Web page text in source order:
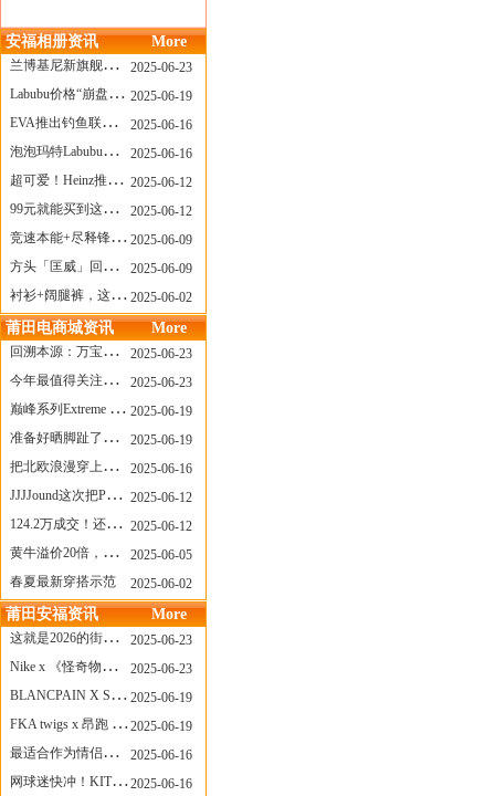
安福相册资讯 More
兰博基尼新旗舰曝光？这台顶级超跑或将在8月登场
2025-06-23
Labubu价格“崩盘”？618当日泡泡玛特预售补货量超200W！
2025-06-19
EVA推出钓鱼联名套装，初号机也能当“假饵”？
2025-06-16
泡泡玛特Labubu新品发售上演“拳王争霸”......
2025-06-16
超可爱！Heinz推出星之卡比合作款番茄酱！
2025-06-12
99元就能买到这样颜值的太阳镜？优衣库夏季墨镜系列
2025-06-12
竞速本能+尽释锋芒——罗杰杜彼Roger+Dubuis王者竞速系列飞返计时码表燃擎赛道
2025-06-09
方头「匡威」回归！日系简约里的小心思
2025-06-09
衬衫+阔腿裤，这样穿美出新高度！
2025-06-02
莆田电商城资讯 More
回溯本源：万宝龙推出明星系列都市灰腕表新作
2025-06-23
今年最值得关注的AF1！KOBE x AF1 明日发售
2025-06-23
巅峰系列Extreme Diver潜水腕表与Revival Diver复刻版潜水腕表共同推出“暗影款”新作
2025-06-19
准备好晒脚趾了吗？透明款 AF1 要回归了
2025-06-19
把北欧浪漫穿上脚，Cecilie Bahnsen x ASICS
2025-06-16
JJJJound这次把PUMA改得好安静
2025-06-12
124.2万成交！还有什么是Labubu做不到的？
2025-06-12
黄牛溢价20倍，「Labubu」3.0市价大盘点！假货比正品还贵...
2025-06-05
春夏最新穿搭示范
2025-06-02
莆田安福资讯 More
这就是2026的街头感！Prada新包我先爱了
2025-06-23
Nike x 《怪奇物语》联名回归，终于轮到这双热门款了！
2025-06-23
BLANCPAIN X SWATCH联名款 BIOCERAMIC SCUBA FIFTY FATHOMS 系列推出全新 GREEN ABYSS（碧波洋）腕表
2025-06-19
FKA twigs x 昂跑 联名来了，这三双 Cloud X 你选哪一双？
2025-06-19
最适合作为情侣鞋的New Balance 1906 Loafer出现了！
2025-06-16
网球迷快冲！KITH x Wilson 限量球拍太会设计了
2025-06-16